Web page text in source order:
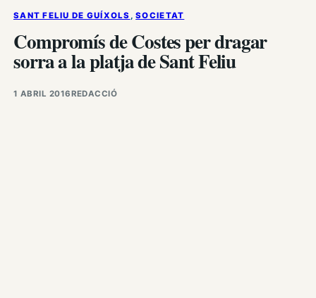
SANT FELIU DE GUÍXOLS , SOCIETAT
Compromís de Costes per dragar
sorra a la platja de Sant Feliu
1 ABRIL 2016REDACCIÓ